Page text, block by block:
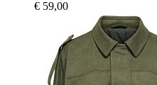
€ 59,00